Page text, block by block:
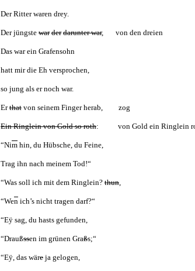
Der Ritter waren drey.
Der jüngste war der darunter war, von den dreien
Das war ein Grafensohn
hatt mir die Eh versprochen,
so jung als er noch war.
Erthat von seinem Finger herab, zog
Ein Ringlein von Gold so roth: von Gold ein Ringlein
“Nim hin, du Hübsche, du Feine,
Trag ihn nach meinem Tod!“
“Was soll ich mit dem Ringlein? thun,
“Wen ich’s nicht tragen darf?“
“Eÿ sag, du hasts gefunden,
“Draußssen im grünen Graßs;“
“Eÿ, das wäre ja gelogen,